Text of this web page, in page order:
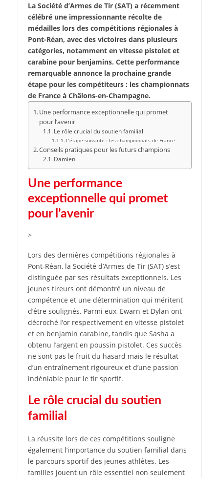
La Société d’Armes de Tir (SAT) a récemment
célébré une impressionnante récolte de
médailles lors des compétitions régionales à
Pont-Réan, avec des victoires dans plusieurs
catégories, notamment en vitesse pistolet et
carabine pour benjamins. Cette performance
remarquable annonce la prochaine grande
étape pour les compétiteurs : les championnats
de France à Châlons-en-Champagne.
Une performance exceptionnelle qui promet
pour l’avenir
Le rôle crucial du soutien familial
L’étape suivante : les championnats de France
Conseils pratiques pour les futurs champions
Damien
Une performance
exceptionnelle qui promet
pour l’avenir
>
Lors des dernières compétitions régionales à
Pont-Réan, la Société d’Armes de Tir (SAT) s’est
distinguée par ses résultats exceptionnels. Les
jeunes tireurs ont démontré un niveau de
compétence et une détermination qui méritent
d’être soulignés. Parmi eux, Ewarn et Dylan ont
décroché l’or respectivement en vitesse pistolet
et en benjamin carabine, tandis que Sasha a
obtenu l’argent en poussin pistolet. Ces succès
ne sont pas le fruit du hasard mais le résultat
d’un entraînement rigoureux et d’une passion
indéniable pour le tir sportif.
Le rôle crucial du soutien
familial
La réussite lors de ces compétitions souligne
également l’importance du soutien familial dans
le parcours sportif des jeunes athlètes. Les
familles jouent un rôle essentiel non seulement